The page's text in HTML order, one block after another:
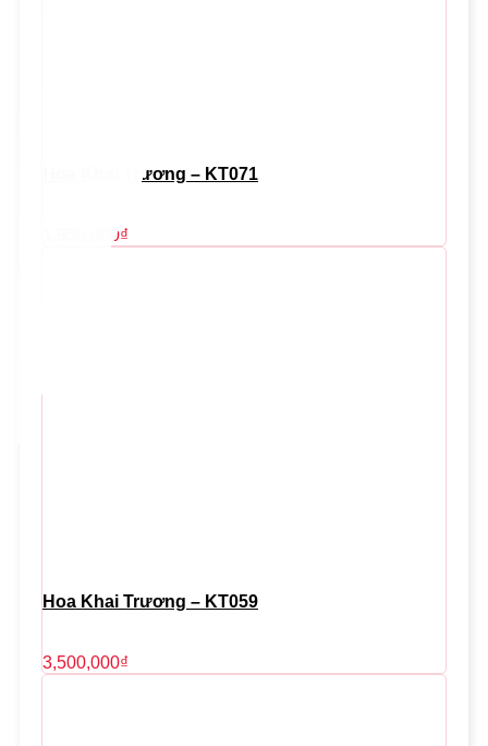
Hoa Khai Trương – KT071
1,950,000₫
Hoa Khai Trương – KT059
3,500,000₫